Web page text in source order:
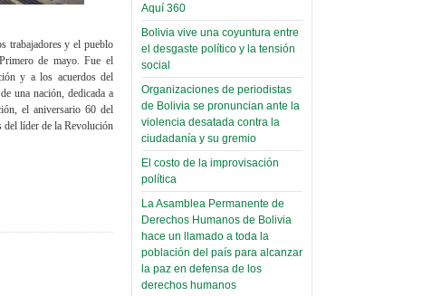
trabajadores y el pueblo
de mayo. Fue el
y a los acuerdos del
una nación, dedicada a
el aniversario 60 del
del líder de la Revolución
Aquí 360
Bolivia vive una coyuntura entre
el desgaste político y la tensión
social
Organizaciones de periodistas
de Bolivia se pronuncian ante la
violencia desatada contra la
ciudadanía y su gremio
El costo de la improvisación
política
La Asamblea Permanente de
Derechos Humanos de Bolivia
hace un llamado a toda la
población del país para alcanzar
la paz en defensa de los
derechos humanos